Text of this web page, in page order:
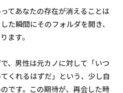
てあなたの存在が消えることは
た瞬間にそのフォルダを開き、
ます。
、男性は元カノに対して「いつ
くれるはずだ」という、少し自
です。この期待が、再会した時